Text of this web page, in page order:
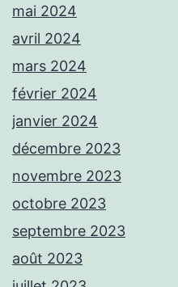
mai 2024
avril 2024
mars 2024
février 2024
janvier 2024
décembre 2023
novembre 2023
octobre 2023
septembre 2023
août 2023